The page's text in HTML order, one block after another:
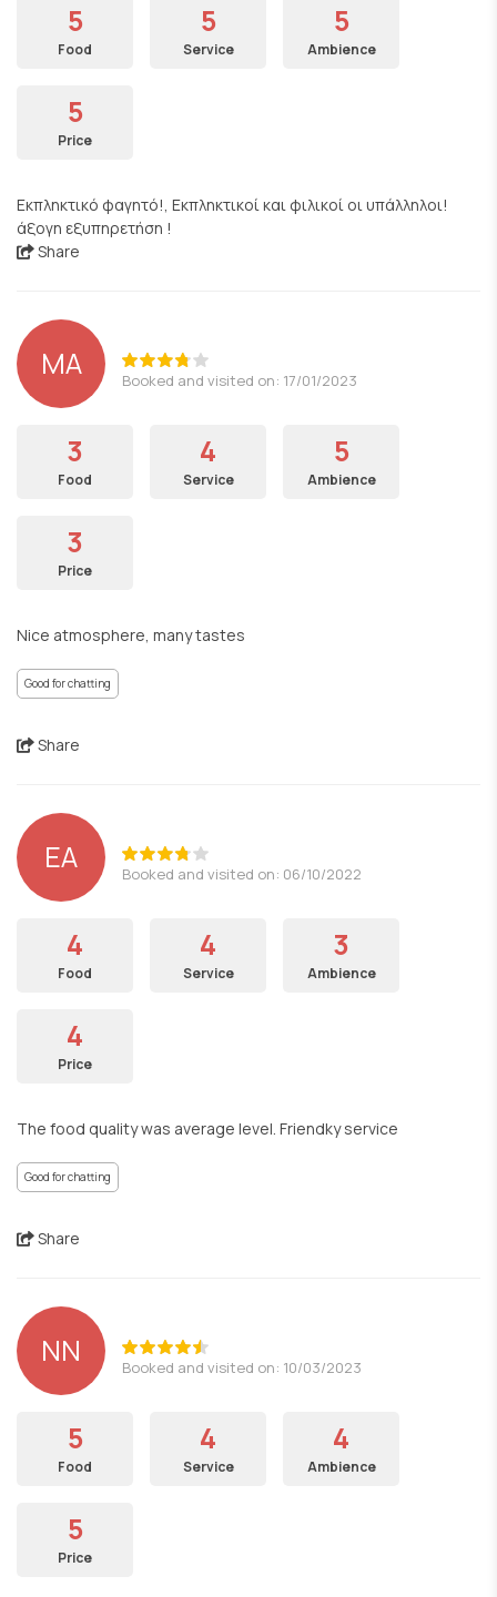
5
Food
5
Service
5
Ambience
5
Price
Εκπληκτικό φαγητό!, Εκπληκτικοί και φιλικοί οι υπάλληλοι!
άξογη εξυπηρετήση !
Share
ΜΑ Booked and visited on: 17/01/2023
3
Food
4
Service
5
Ambience
3
Price
Nice atmosphere, many tastes
Good for chatting
Share
EA Booked and visited on: 06/10/2022
4
Food
4
Service
3
Ambience
4
Price
The food quality was average level. Friendky service
Good for chatting
Share
ΝΝ Booked and visited on: 10/03/2023
5
Food
4
Service
4
Ambience
5
Price